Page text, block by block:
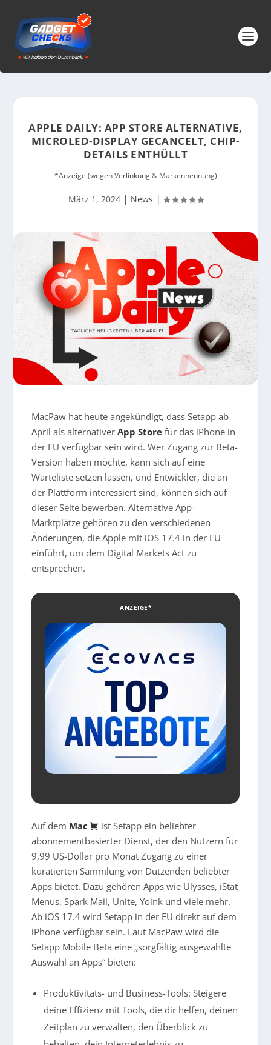
APPLE DAILY: APP STORE ALTERNATIVE,
MICROLED-DISPLAY GECANCELT, CHIP-
DETAILS ENTHÜLLT
*Anzeige (wegen Verlinkung & Markennennung)
März 1, 2024| News |
MacPaw hat heute angekündigt, dass Setapp ab
April als alternativerApp Store für das iPhone in
der EU verfügbar sein wird. Wer Zugang zur Beta-
Version haben möchte, kann sich auf eine
Warteliste setzen lassen, und Entwickler, die an
der Plattform interessiert sind, können sich auf
dieser Seite bewerben. Alternative App-
Marktplätze gehören zu den verschiedenen
Änderungen, die Apple mit iOS 17.4 in der EU
einführt, um dem Digital Markets Act zu
entsprechen.
ANZEIGE*
Auf dem Mac
ist Setapp ein beliebter
abonnementbasierter Dienst, der den Nutzern für
9,99 US-Dollar pro Monat Zugang zu einer
kuratierten Sammlung von Dutzenden beliebter
Apps bietet. Dazu gehören Apps wie Ulysses, iStat
Menus, Spark Mail, Unite, Yoink und viele mehr.
Ab iOS 17.4 wird Setapp in der EU direkt auf dem
iPhone verfügbar sein. Laut MacPaw wird die
Setapp Mobile Beta eine „sorgfältig ausgewählte
Auswahl an Apps“ bieten:
Produktivitäts- und Business-Tools: Steigere
deine Effizienz mit Tools, die dir helfen, deinen
Zeitplan zu verwalten, den Überblick zu